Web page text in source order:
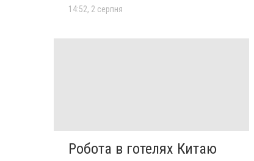
14:52, 2 серпня
Робота в готелях Китаю